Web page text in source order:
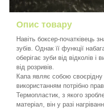
Опис товару
Навіть боксер-початківець
зубів. Однак її функції
оберігає зуби від відколів
від розривів.
Капа являє собою своєрідну
використанням потрібно
Термопластик, з якого
матеріал, він у разі